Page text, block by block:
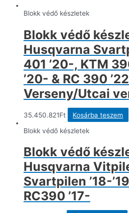
Blokk védő készletek
Blokk védő
Husqvarna
401 ’20-, KTM
’20- & RC 390
Verseny/Utcai
35.450.821Ft
Kosárba teszem
Blokk védő készletek
Blokk védő
Husqvarna
Svartpilen ’18-
RC390 ’17-